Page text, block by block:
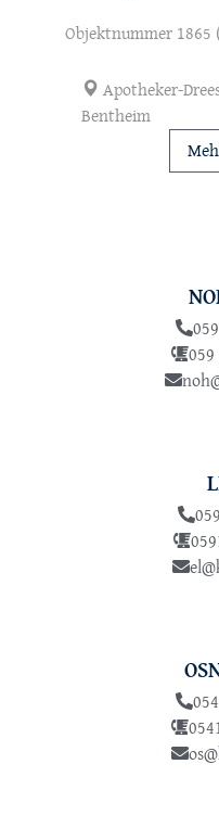
Objektnummer 1865
Apotheker-
Bentheim